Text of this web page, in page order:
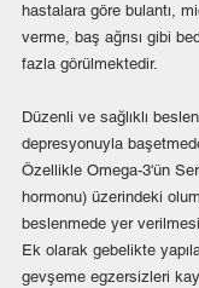
hastalara göre bulantı,
verme, baş ağrısı gibi
fazla görülmektedir.
Düzenli ve sağlıklı
depresyonuyla
Özellikle Omega-3'ün
hormonu) üzerindeki
beslenmede yer
Ek olarak gebelikte
gevşeme egzersizleri